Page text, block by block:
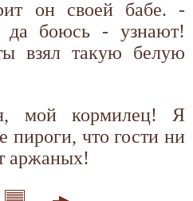
он своей бабе. -
да боюсь - узнают!
взял такую белую
мой кормилец! Я
пироги, что гости ни
аржаных!